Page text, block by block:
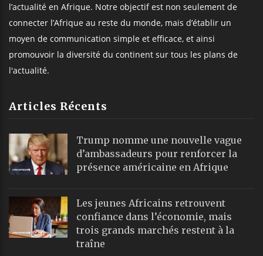
l’actualité en Afrique. Notre objectif est non seulement de
connecter l’Afrique au reste du monde, mais d’établir un
moyen de communication simple et efficace, et ainsi
promouvoir la diversité du continent sur tous les plans de
l'actualité.
Articles Récents
Trump nomme une nouvelle vague
d’ambassadeurs pour renforcer la
présence américaine en Afrique
Les jeunes Africains retrouvent
confiance dans l’économie, mais
trois grands marchés restent à la
traîne